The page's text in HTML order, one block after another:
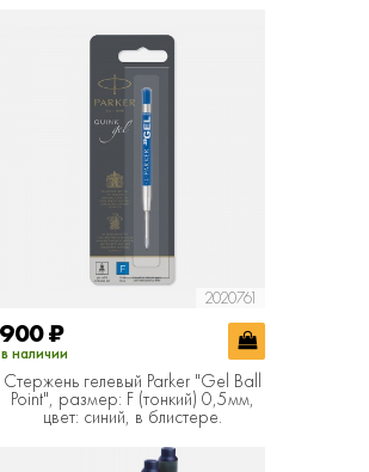
2020761
900₽
в наличии
Cтержень гелевый Parker "Gel Ball
Point", размер: F (тонкий) 0,5мм,
цвет: синий, в блистере.